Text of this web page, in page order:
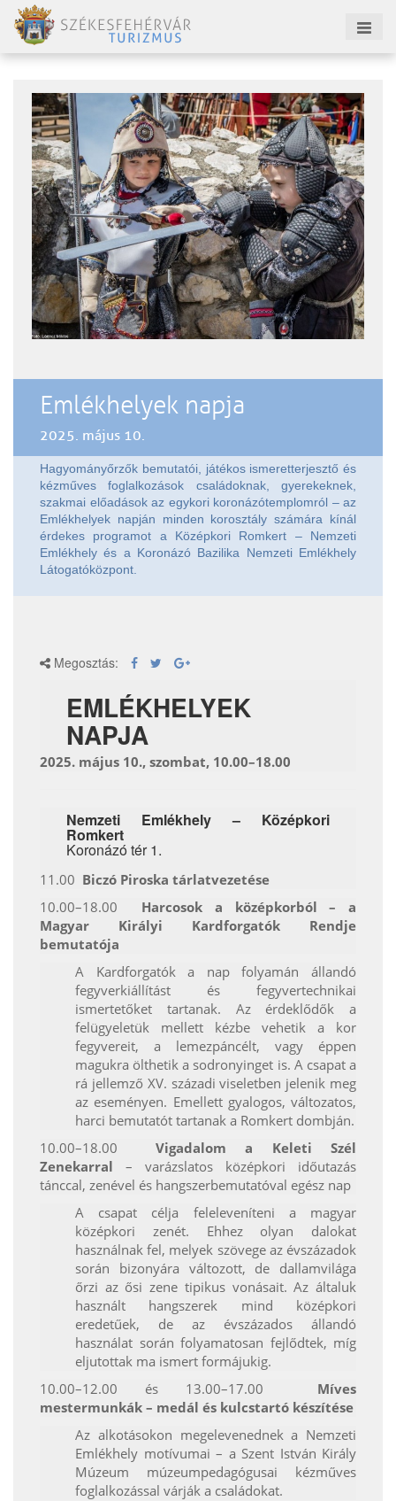
Emlékhelyek napja
2025. május 10.
Hagyományőrzők bemutatói, játékos ismeretterjesztő és
kézműves foglalkozások családoknak, gyerekeknek,
szakmai előadások az egykori koronázótemplomról – az
Emlékhelyek napján minden korosztály számára kínál
érdekes programot a Középkori Romkert – Nemzeti
Emlékhely és a Koronázó Bazilika Nemzeti Emlékhely
Látogatóközpont.
Megosztás:
EMLÉKHELYEK
NAPJA
2025. május 10., szombat, 10.00–18.00
Nemzeti Emlékhely – Középkori
Romkert
Koronázó tér 1.
11.00 Biczó Piroska tárlatvezetése
10.00–18.00 Harcosok a középkorból – a
Magyar Királyi Kardforgatók Rendje
bemutatója
A Kardforgatók a nap folyamán állandó
fegyverkiállítást és fegyvertechnikai
ismertetőket tartanak. Az érdeklődők a
felügyeletük mellett kézbe vehetik a kor
fegyvereit, a lemezpáncélt, vagy éppen
magukra ölthetik a sodronyinget is. A csapat a
rá jellemző XV. századi viseletben jelenik meg
az eseményen. Emellett gyalogos, változatos,
harci bemutatót tartanak a Romkert dombján.
10.00–18.00 Vigadalom a Keleti Szél
Zenekarral – varázslatos középkori időutazás
tánccal, zenével és hangszerbemutatóval egész nap
A csapat célja feleleveníteni a magyar
középkori zenét. Ehhez olyan dalokat
használnak fel, melyek szövege az évszázadok
során bizonyára változott, de dallamvilága
őrzi az ősi zene tipikus vonásait. Az általuk
használt hangszerek mind középkori
eredetűek, de az évszázados állandó
használat során folyamatosan fejlődtek, míg
eljutottak ma ismert formájukig.
10.00–12.00 és 13.00–17.00 Míves
mestermunkák – medál és kulcstartó készítése
Az alkotásokon megelevenednek a Nemzeti
Emlékhely motívumai – a Szent István Király
Múzeum múzeumpedagógusai kézműves
foglalkozással várják a családokat.